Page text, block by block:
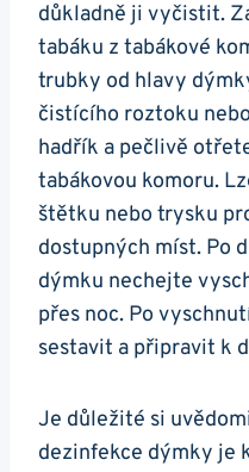
důkladně ji vyčistit.
tabáku z tabákové
trubky od hlavy
čistícího roztoku
hadřík a pečlivě
tabákovou komoru.
štětku nebo trysku
dostupných míst. Po
dýmku nechejte
přes noc. Po
sestavit a připravit k
Je důležité si
dezinfekce dýmky je